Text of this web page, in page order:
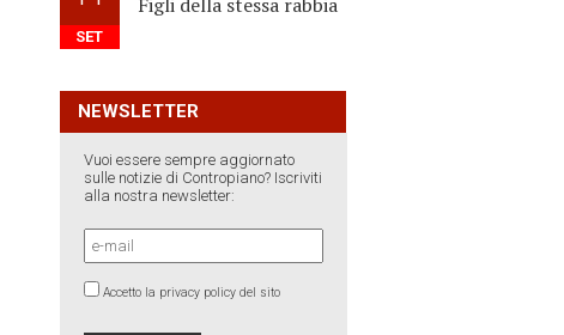
SET
NEWSLETTER
Vuoi essere sempre aggiornato
sulle notizie di Contropiano? Iscriviti
alla nostra newsletter:
Accetto la privacy policy del sito